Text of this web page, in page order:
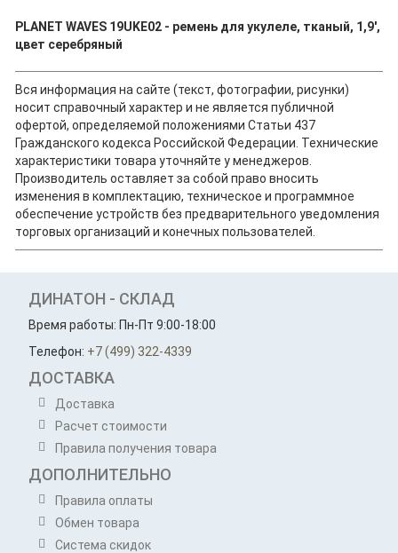
PLANET WAVES 19UKE02 - ремень для укулеле, тканый, 1,9',
цвет серебряный
Вся информация на сайте (текст, фотографии, рисунки)
носит справочный характер и не является публичной
офертой, определяемой положениями Статьи 437
Гражданского кодекса Российской Федерации. Технические
характеристики товара уточняйте у менеджеров.
Производитель оставляет за собой право вносить
изменения в комплектацию, техническое и программное
обеспечение устройств без предварительного уведомления
торговых организаций и конечных пользователей.
ДИНАТОН - СКЛАД
Время работы: Пн-Пт 9:00-18:00
Телефон: +7 (499) 322-4339
ДОСТАВКА
Доставка
Расчет стоимости
Правила получения товара
ДОПОЛНИТЕЛЬНО
Правила оплаты
Обмен товара
Система скидок